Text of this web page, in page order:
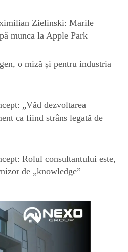
Zielinski: Marile
munca la Apple Park
o miză și pentru industria
„Văd dezvoltarea
ca fiind strâns legată de
Rolul consultantului este,
de „knowledge”